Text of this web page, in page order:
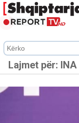
Lajmet për: